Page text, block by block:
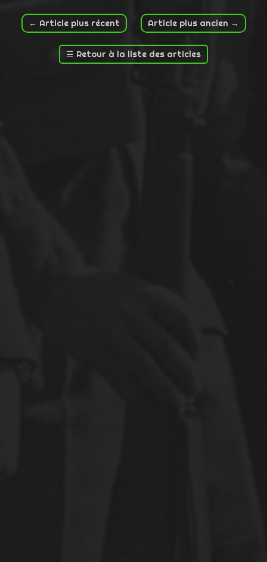
← Article plus récent Article plus ancien →
☰ Retour à la liste des articles